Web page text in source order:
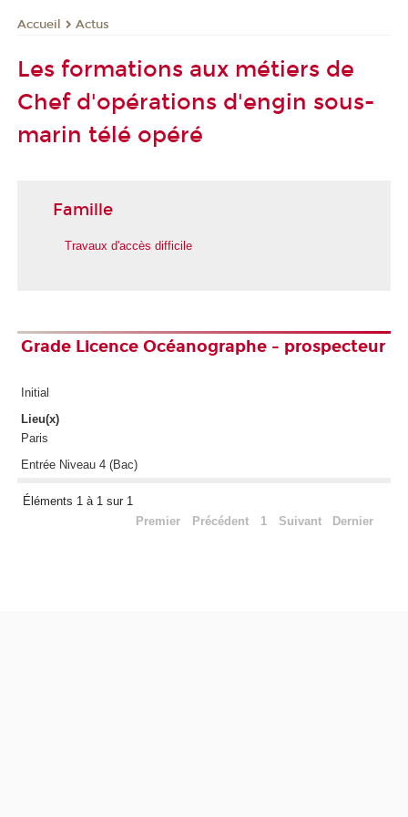
Accueil Actus
Les formations aux métiers de
Chef d'opérations d'engin sous-
marin télé opéré
Famille
Travaux d'accès difficile
Grade Licence Océanographe - prospecteur
Initial
Lieu(x)
Paris
Entrée Niveau 4 (Bac)
Éléments 1 à 1 sur 1
Premier
Précédent 1 Suivant Dernier